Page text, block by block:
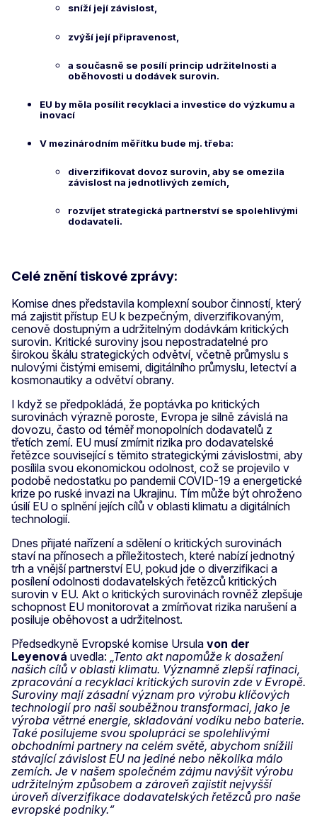
sníží její závislost,
zvýší její připravenost,
a současně se posílí princip udržitelnosti a
oběhovosti u dodávek surovin.
EU by měla posílit recyklaci a investice do výzkumu a
inovací
V mezinárodním měřítku bude mj. třeba:
diverzifikovat dovoz surovin, aby se omezila
závislost na jednotlivých zemích,
rozvíjet strategická partnerství se spolehlivými
dodavateli.
Celé znění tiskové zprávy:
Komise dnes představila komplexní soubor činností, který
má zajistit přístup EU k bezpečným, diverzifikovaným,
cenově dostupným a udržitelným dodávkám kritických
surovin. Kritické suroviny jsou nepostradatelné pro
širokou škálu strategických odvětví, včetně průmyslu s
nulovými čistými emisemi, digitálního průmyslu, letectví a
kosmonautiky a odvětví obrany.
I když se předpokládá, že poptávka po kritických
surovinách výrazně poroste, Evropa je silně závislá na
dovozu, často od téměř monopolních dodavatelů z
třetích zemí. EU musí zmírnit rizika pro dodavatelské
řetězce související s těmito strategickými závislostmi, aby
posílila svou ekonomickou odolnost, což se projevilo v
podobě nedostatku po pandemii COVID-19 a energetické
krize po ruské invazi na Ukrajinu. Tím může být ohroženo
úsilí EU o splnění jejích cílů v oblasti klimatu a digitálních
technologií.
Dnes přijaté nařízení a sdělení o kritických surovinách
staví na přínosech a příležitostech, které nabízí jednotný
trh a vnější partnerství EU, pokud jde o diverzifikaci a
posílení odolnosti dodavatelských řetězců kritických
surovin v EU. Akt o kritických surovinách rovněž zlepšuje
schopnost EU monitorovat a zmírňovat rizika narušení a
posiluje oběhovost a udržitelnost.
Předsedkyně Evropské komise Ursula von der
Leyenová uvedla: „Tento akt napomůže k dosažení
našich cílů v oblasti klimatu. Významně zlepší rafinaci,
zpracování a recyklaci kritických surovin zde v Evropě.
Suroviny mají zásadní význam pro výrobu klíčových
technologií pro naši souběžnou transformaci, jako je
výroba větrné energie, skladování vodíku nebo baterie.
Také posilujeme svou spolupráci se spolehlivými
obchodními partnery na celém světě, abychom snížili
stávající závislost EU na jediné nebo několika málo
zemích. Je v našem společném zájmu navýšit výrobu
udržitelným způsobem a zároveň zajistit nejvyšší
úroveň diverzifikace dodavatelských řetězců pro naše
evropské podniky.“